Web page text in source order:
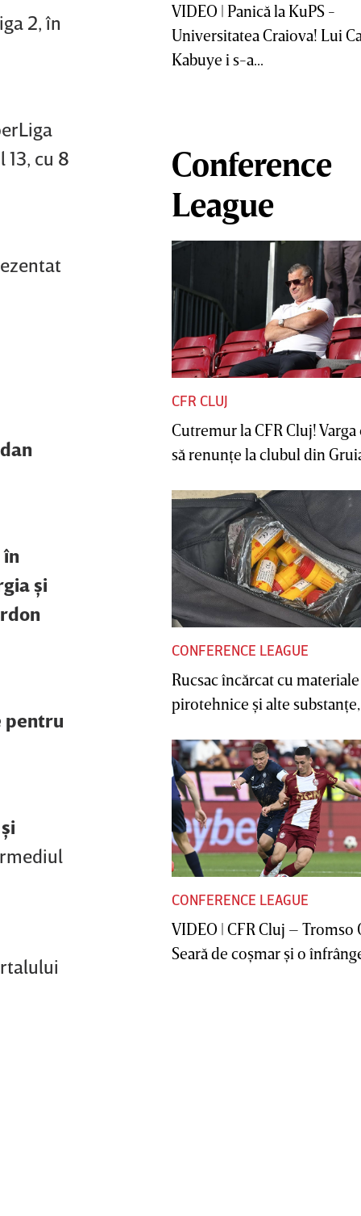
2, în
cu 8
şi
pentru
VIDEO | Panică la KuPS -
Universitatea Craiova! Lui
Kabuye i s-a...
Conference
League
CFR CLUJ
Cutremur la CFR Cluj! Varga
să renunţe la clubul din
CONFERENCE LEAGUE
Rucsac încărcat cu materiale
pirotehnice şi alte substanţe,
CONFERENCE LEAGUE
VIDEO | CFR Cluj – Tromso
Seară de coşmar şi o